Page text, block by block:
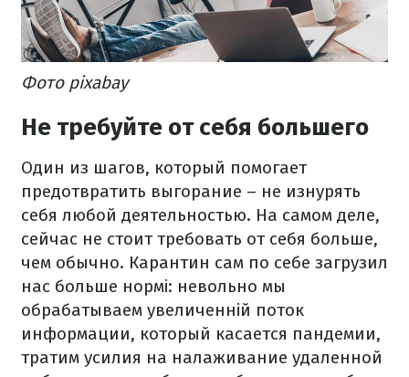
Фото pixabay
Не требуйте от себя большего
Один из шагов, который помогает
предотвратить выгорание – не изнурять
себя любой деятельностью. На самом деле,
сейчас не стоит требовать от себя больше,
чем обычно. Карантин сам по себе загрузил
нас больше нормі: невольно мы
обрабатываем увеличенній поток
информации, который касается пандемии,
тратим усилия на налаживание удаленной